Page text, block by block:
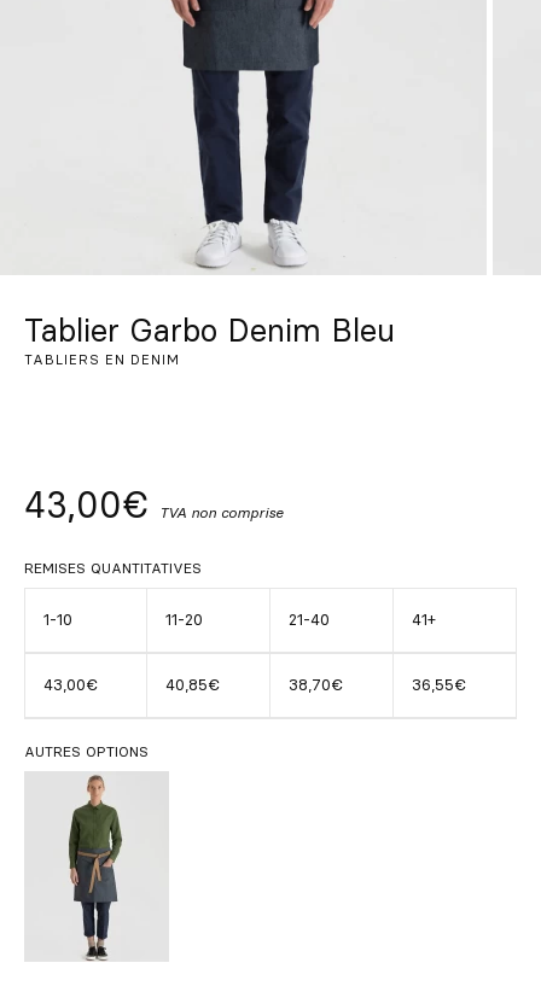
Tablier Garbo Denim Bleu
TABLIERS EN DENIM
43,00€ TVA non comprise
REMISES QUANTITATIVES
1-10 11-20 21-40 41+
43,00€ 40,85€ 38,70€ 36,55€
AUTRES OPTIONS